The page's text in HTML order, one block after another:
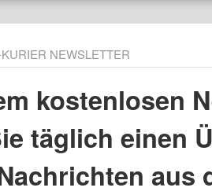
NEWSLETTER
kostenlosen
täglich einen
aus